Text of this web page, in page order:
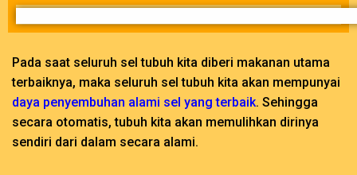
Pada saat seluruh sel tubuh kita diberi makanan utama
terbaiknya, maka seluruh sel tubuh kita akan mempunyai
daya penyembuhan alami sel yang terbaik. Sehingga
secara otomatis, tubuh kita akan memulihkan dirinya
sendiri dari dalam secara alami.